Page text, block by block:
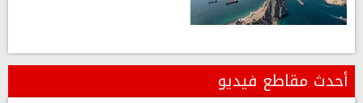
أحدث مقاطع فيديو